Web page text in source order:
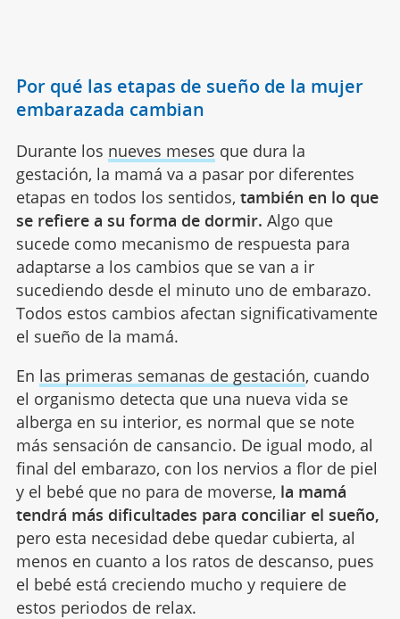
Por qué las etapas de sueño de la mujer
embarazada cambian
Durante los nueves meses que dura la
gestación, la mamá va a pasar por diferentes
etapas en todos los sentidos, también en lo que
se refiere a su forma de dormir. Algo que
sucede como mecanismo de respuesta para
adaptarse a los cambios que se van a ir
sucediendo desde el minuto uno de embarazo.
Todos estos cambios afectan significativamente
el sueño de la mamá.
En las primeras semanas de gestación, cuando
el organismo detecta que una nueva vida se
alberga en su interior, es normal que se note
más sensación de cansancio. De igual modo, al
final del embarazo, con los nervios a flor de piel
y el bebé que no para de moverse, la mamá
tendrá más dificultades para conciliar el sueño,
pero esta necesidad debe quedar cubierta, al
menos en cuanto a los ratos de descanso, pues
el bebé está creciendo mucho y requiere de
estos periodos de relax.